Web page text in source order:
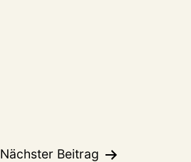
Nächster Beitrag